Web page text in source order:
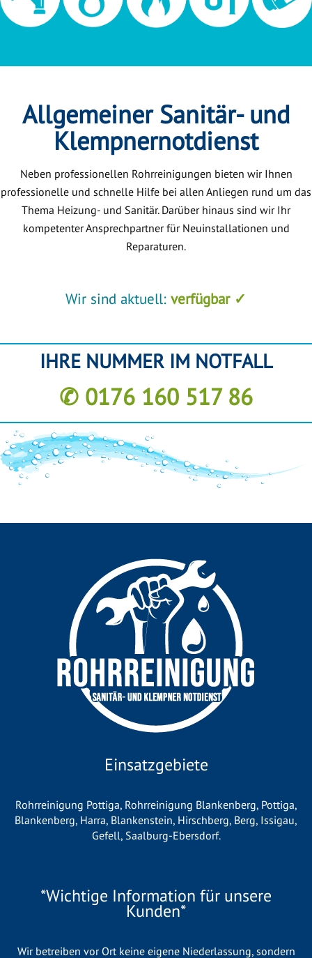
Allgemeiner Sanitär- und
Klempnernotdienst
Neben professionellen Rohrreinigungen bieten wir Ihnen
professionelle und schnelle Hilfe bei allen Anliegen rund um das
Thema Heizung- und Sanitär. Darüber hinaus sind wir Ihr
kompetenter Ansprechpartner für Neuinstallationen und
Reparaturen.
Wir sind aktuell: verfügbar ✓
IHRE NUMMER IM NOTFALL
✆ 0176 160 517 86
Einsatzgebiete
Rohrreinigung Pottiga, Rohrreinigung Blankenberg, Pottiga,
Blankenberg, Harra, Blankenstein, Hirschberg, Berg, Issigau,
Gefell, Saalburg-Ebersdorf.
*Wichtige Information für unsere
Kunden*
Wir betreiben vor Ort keine eigene Niederlassung, sondern